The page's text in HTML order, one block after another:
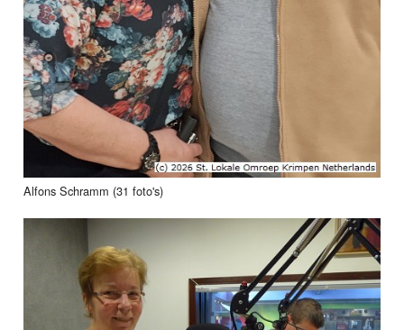
Alfons Schramm (31 foto's)